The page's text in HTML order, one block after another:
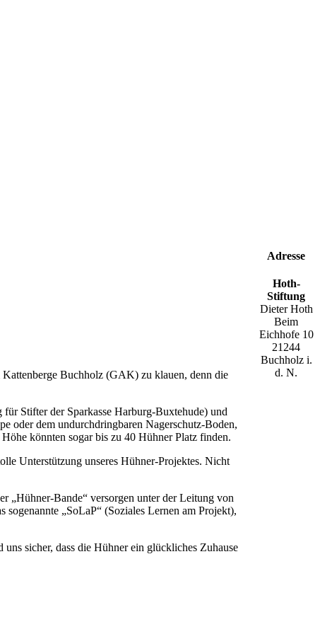
Kattenberge Buchholz (GAK) zu klauen, denn die
Stifter der Sparkasse Harburg-Buxtehude) und
oder dem undurchdringbaren Nagerschutz-Boden,
könnten sogar bis zu 40 Hühner Platz finden.
Unterstützung unseres Hühner-Projektes. Nicht
„Hühner-Bande“ versorgen unter der Leitung von
„SoLaP“ (Soziales Lernen am Projekt),
sicher, dass die Hühner ein glückliches Zuhause
Adresse
Hoth-
Stiftung
Dieter Hoth
Beim
Eichhofe 10
21244
Buchholz i.
d. N.